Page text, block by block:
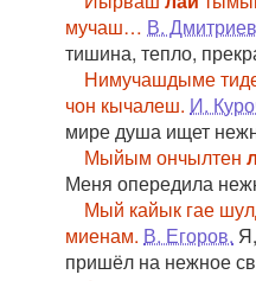
мучаш… В.
тишина, тепло,
Нимучашдыме
чон кычалеш. И.
мире душа ищет
Мыйым ончылтен
Меня опередила
Мый кайык гае
миенам. В. Егоров.
пришёл на нежное